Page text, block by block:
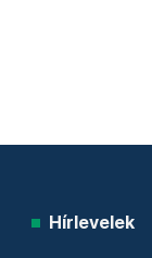
Hírlevelek